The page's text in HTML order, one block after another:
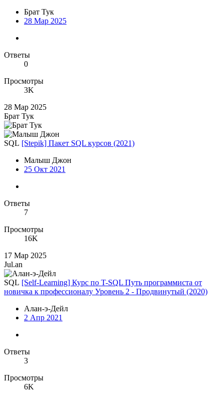
Брат Тук
28 Мар 2025
Ответы
0
Просмотры
3K
28 Мар 2025
Брат Тук
SQL [Stepik] Пакет SQL курсов (2021)
Малыш Джон
25 Окт 2021
Ответы
7
Просмотры
16K
17 Мар 2025
Jul.an
SQL [Self-Learning] Курс по T-SQL Путь программиста от
новичка к профессионалу Уровень 2 - Продвинутый (2020)
Алан-э-Дейл
2 Апр 2021
Ответы
3
Просмотры
6K